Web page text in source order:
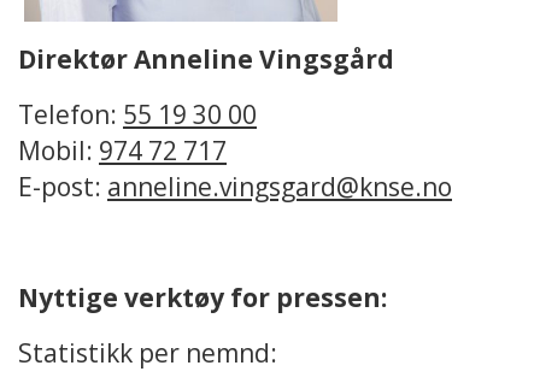
Direktør Anneline Vingsgård
Telefon: 55 19 30 00
Mobil: 974 72 717
E-post: anneline.vingsgard@knse.no
Nyttige verktøy for pressen:
Statistikk per nemnd: